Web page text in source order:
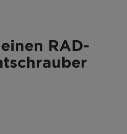
RAD-